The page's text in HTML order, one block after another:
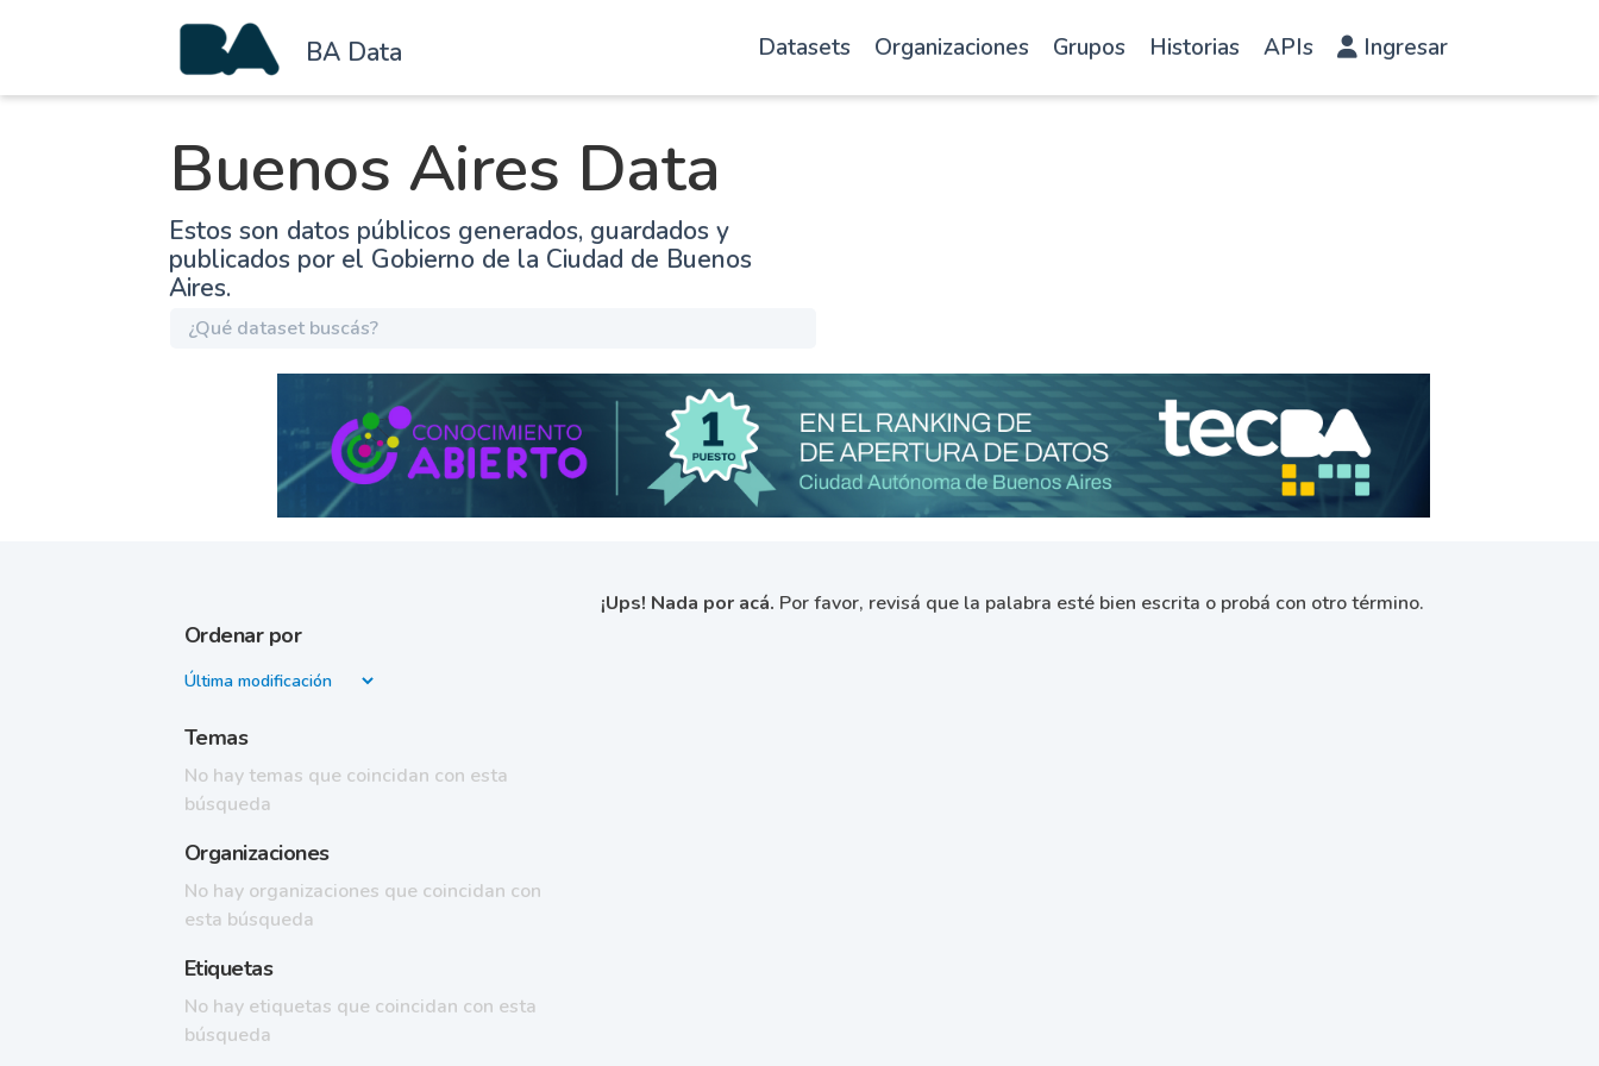
BA Data Datasets Organizaciones Grupos Historias APIs Ingresar
Buenos Aires Data
Estos son datos públicos generados, guardados y
publicados por el Gobierno de la Ciudad de Buenos
Aires.
Ordenar por
Temas
No hay temas que coincidan con esta
búsqueda
Organizaciones
No hay organizaciones que coincidan con
esta búsqueda
Etiquetas
No hay etiquetas que coincidan con esta
búsqueda
¡Ups! Nada por acá. Por favor, revisá que la palabra esté bien escrita o probá con otro término.